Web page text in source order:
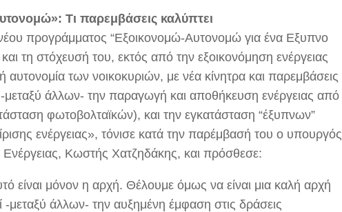
Τι παρεμβάσεις καλύπτει
προγράμματος “Εξοικονομώ-Αυτονομώ για ένα Εξυπνο
τη στόχευσή του, εκτός από την εξοικονόμηση ενέργειας
αυτονομία των νοικοκυριών, με νέα κίνητρα και παρεμβάσεις
άλλων- την παραγωγή και αποθήκευση ενέργειας από
φωτοβολταϊκών), και την εγκατάσταση “έξυπνων”
ενέργειας», τόνισε κατά την παρέμβασή του ο υπουργός
Ενέργειας, Κωστής Χατζηδάκης, και πρόσθεσε:
είναι μόνον η αρχή. Θέλουμε όμως να είναι μια καλή αρχή
-μεταξύ άλλων- την αυξημένη έμφαση στις δράσεις